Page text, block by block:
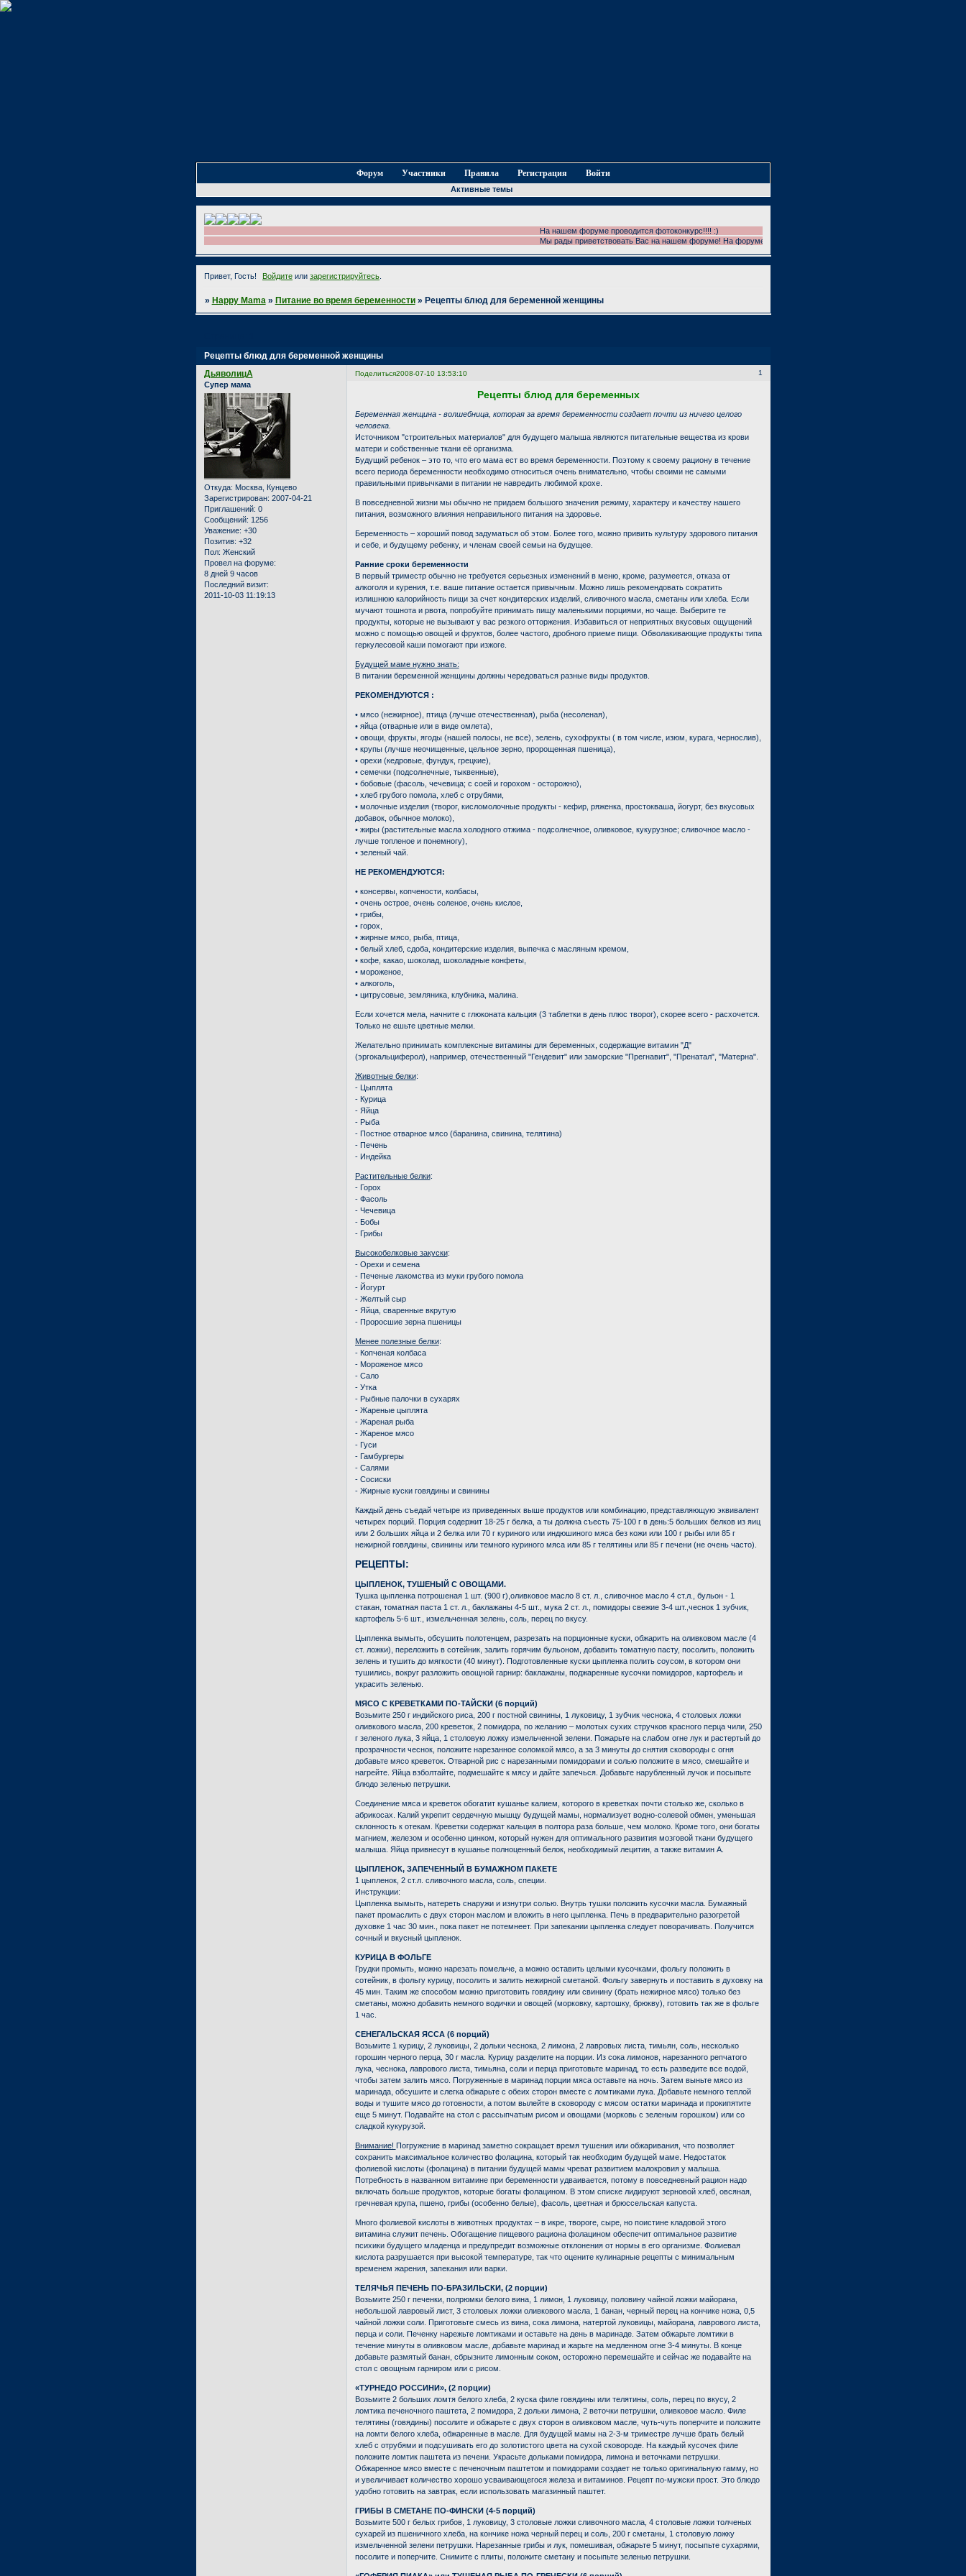
Форум Участники Правила Регистрация Войти
Активные темы
На нашем форуме проводится фотоконкурс!!!! :)
Мы рады приветствовать Вас на нашем форуме! На форуме проводятся фотоконкурсы!!! УЧАСТВУЕМ!!! И
Привет, Гость! Войдите или зарегистрируйтесь
» Happy Mama » Питание во время беременности » Рецепты блюд для беременной женщины
Рецепты блюд для беременной женщины
Поделиться 1
2008-07-10 13:53:10
ДьяволицА
Супер мама
Откуда: Москва, Кунцево
Зарегистрирован: 2007-04-21
Приглашений: 0
Сообщений: 1256
Уважение: +30
Позитив: +32
Пол: Женский
Провел на форуме:
8 дней 9 часов
Последний визит:
2011-10-03 11:19:13
Рецепты блюд для беременных
Беременная женщина - волшебница, которая за время беременности создает почти из ничего целого
человека.
Источником "строительных материалов" для будущего малыша являются питательные вещества из крови
матери и собственные ткани её организма.
Будущий ребенок – это то, что его мама ест во время беременности. Поэтому к своему рациону в течение
всего периода беременности необходимо относиться очень внимательно, чтобы своими не самыми
правильными привычками в питании не навредить любимой крохе.
В повседневной жизни мы обычно не придаем большого значения режиму, характеру и качеству нашего
питания, возможного влияния неправильного питания на здоровье.
Беременность – хороший повод задуматься об этом. Более того, можно привить культуру здорового питания
и себе, и будущему ребенку, и членам своей семьи на будущее.
Ранние сроки беременности
В первый триместр обычно не требуется серьезных изменений в меню, кроме, разумеется, отказа от
алкоголя и курения, т.е. ваше питание остается привычным. Можно лишь рекомендовать сократить
излишнюю калорийность пищи за счет кондитерских изделий, сливочного масла, сметаны или хлеба. Если
мучают тошнота и рвота, попробуйте принимать пищу маленькими порциями, но чаще. Выберите те
продукты, которые не вызывают у вас резкого отторжения. Избавиться от неприятных вкусовых ощущений
можно с помощью овощей и фруктов, более частого, дробного приеме пищи. Обволакивающие продукты типа
геркулесовой каши помогают при изжоге.
Будущей маме нужно знать:
В питании беременной женщины должны чередоваться разные виды продуктов.
РЕКОМЕНДУЮТСЯ :
• мясо (нежирное), птица (лучше отечественная), рыба (несоленая),
• яйца (отварные или в виде омлета),
• овощи, фрукты, ягоды (нашей полосы, не все), зелень, сухофрукты ( в том числе, изюм, курага, чернослив),
• крупы (лучше неочищенные, цельное зерно, пророщенная пшеница),
• орехи (кедровые, фундук, грецкие),
• семечки (подсолнечные, тыквенные),
• бобовые (фасоль, чечевица; с соей и горохом - осторожно),
• хлеб грубого помола, хлеб с отрубями,
• молочные изделия (творог, кисломолочные продукты - кефир, ряженка, простокваша, йогурт, без вкусовых
добавок, обычное молоко),
• жиры (растительные масла холодного отжима - подсолнечное, оливковое, кукурузное; сливочное масло -
лучше топленое и понемногу),
• зеленый чай.
НЕ РЕКОМЕНДУЮТСЯ:
• консервы, копчености, колбасы,
• очень острое, очень соленое, очень кислое,
• грибы,
• горох,
• жирные мясо, рыба, птица,
• белый хлеб, сдоба, кондитерские изделия, выпечка с масляным кремом,
• кофе, какао, шоколад, шоколадные конфеты,
• мороженое,
• алкоголь,
• цитрусовые, земляника, клубника, малина.
Если хочется мела, начните с глюконата кальция (3 таблетки в день плюс творог), скорее всего - расхочется.
Только не ешьте цветные мелки.
Желательно принимать комплексные витамины для беременных, содержащие витамин "Д"
(эргокальциферол), например, отечественный "Гендевит" или заморские "Прегнавит", "Пренатал", "Матерна".
Животные белки:
- Цыплята
- Курица
- Яйца
- Рыба
- Постное отварное мясо (баранина, свинина, телятина)
- Печень
- Индейка
Растительные белки:
- Горох
- Фасоль
- Чечевица
- Бобы
- Грибы
Высокобелковые закуски:
- Орехи и семена
- Печеные лакомства из муки грубого помола
- Йогурт
- Желтый сыр
- Яйца, сваренные вкрутую
- Проросшие зерна пшеницы
Менее полезные белки:
- Копченая колбаса
- Мороженое мясо
- Сало
- Утка
- Рыбные палочки в сухарях
- Жареные цыплята
- Жареная рыба
- Жареное мясо
- Гуси
- Гамбургеры
- Салями
- Сосиски
- Жирные куски говядины и свинины
Каждый день съедай четыре из приведенных выше продуктов или комбинацию, представляющую эквивалент
четырех порций. Порция содержит 18-25 г белка, а ты должна съесть 75-100 г в день:5 больших белков из яиц
или 2 больших яйца и 2 белка или 70 г куриного или индюшиного мяса без кожи или 100 г рыбы или 85 г
нежирной говядины, свинины или темного куриного мяса или 85 г телятины или 85 г печени (не очень часто).
РЕЦЕПТЫ:
ЦЫПЛЕНОК, ТУШЕНЫЙ С ОВОЩАМИ.
Тушка цыпленка потрошеная 1 шт. (900 г),оливковое масло 8 ст. л., сливочное масло 4 ст.л., бульон - 1
стакан, томатная паста 1 ст. л., баклажаны 4-5 шт., мука 2 ст. л., помидоры свежие 3-4 шт.,чеснок 1 зубчик,
картофель 5-6 шт., измельченная зелень, соль, перец по вкусу.
Цыпленка вымыть, обсушить полотенцем, разрезать на порционные куски, обжарить на оливковом масле (4
ст. ложки), переложить в сотейник, залить горячим бульоном, добавить томатную пасту, посолить, положить
зелень и тушить до мягкости (40 минут). Подготовленные куски цыпленка полить соусом, в котором они
тушились, вокруг разложить овощной гарнир: баклажаны, поджаренные кусочки помидоров, картофель и
украсить зеленью.
МЯСО С КРЕВЕТКАМИ ПО-ТАЙСКИ (6 порций)
Возьмите 250 г индийского риса, 200 г постной свинины, 1 луковицу, 1 зубчик чеснока, 4 столовых ложки
оливкового масла, 200 креветок, 2 помидора, по желанию – молотых сухих стручков красного перца чили, 250
г зеленого лука, 3 яйца, 1 столовую ложку измельченной зелени. Пожарьте на слабом огне лук и растертый до
прозрачности чеснок, положите нарезанное соломкой мясо, а за 3 минуты до снятия сковороды с огня
добавьте мясо креветок. Отварной рис с нарезанными помидорами и солью положите в мясо, смешайте и
нагрейте. Яйца взболтайте, подмешайте к мясу и дайте запечься. Добавьте нарубленный лучок и посыпьте
блюдо зеленью петрушки.
Соединение мяса и креветок обогатит кушанье калием, которого в креветках почти столько же, сколько в
абрикосах. Калий укрепит сердечную мышцу будущей мамы, нормализует водно-солевой обмен, уменьшая
склонность к отекам. Креветки содержат кальция в полтора раза больше, чем молоко. Кроме того, они богаты
магнием, железом и особенно цинком, который нужен для оптимального развития мозговой ткани будущего
малыша. Яйца привнесут в кушанье полноценный белок, необходимый лецитин, а также витамин А.
ЦЫПЛЕНОК, ЗАПЕЧЕННЫЙ В БУМАЖНОМ ПАКЕТЕ
1 цыпленок, 2 ст.л. сливочного масла, соль, специи.
Инструкции:
Цыпленка вымыть, натереть снаружи и изнутри солью. Внутрь тушки положить кусочки масла. Бумажный
пакет промаслить с двух сторон маслом и вложить в него цыпленка. Печь в предварительно разогретой
духовке 1 час 30 мин., пока пакет не потемнеет. При запекании цыпленка следует поворачивать. Получится
сочный и вкусный цыпленок.
КУРИЦА В ФОЛЬГЕ
Грудки промыть, можно нарезать помельче, а можно оставить целыми кусочками, фольгу положить в
сотейник, в фольгу курицу, посолить и залить нежирной сметаной. Фольгу завернуть и поставить в духовку на
45 мин. Таким же способом можно приготовить говядину или свинину (брать нежирное мясо) только без
сметаны, можно добавить немного водички и овощей (морковку, картошку, брюкву), готовить так же в фольге
1 час.
СЕНЕГАЛЬСКАЯ ЯССА (6 порций)
Возьмите 1 курицу, 2 луковицы, 2 дольки чеснока, 2 лимона, 2 лавровых листа, тимьян, соль, несколько
горошин черного перца, 30 г масла. Курицу разделите на порции. Из сока лимонов, нарезанного репчатого
лука, чеснока, лаврового листа, тимьяна, соли и перца приготовьте маринад, то есть разведите все водой,
чтобы затем залить мясо. Погруженные в маринад порции мяса оставьте на ночь. Затем выньте мясо из
маринада, обсушите и слегка обжарьте с обеих сторон вместе с ломтиками лука. Добавьте немного теплой
воды и тушите мясо до готовности, а потом вылейте в сковороду с мясом остатки маринада и прокипятите
еще 5 минут. Подавайте на стол с рассыпчатым рисом и овощами (морковь с зеленым горошком) или со
сладкой кукурузой.
Внимание! Погружение в маринад заметно сокращает время тушения или обжаривания, что позволяет
сохранить максимальное количество фолацина, который так необходим будущей маме. Недостаток
фолиевой кислоты (фолацина) в питании будущей мамы чреват развитием малокровия у малыша.
Потребность в названном витамине при беременности удваивается, потому в повседневный рацион надо
включать больше продуктов, которые богаты фолацином. В этом списке лидируют зерновой хлеб, овсяная,
гречневая крупа, пшено, грибы (особенно белые), фасоль, цветная и брюссельская капуста.
Много фолиевой кислоты в животных продуктах – в икре, твороге, сыре, но поистине кладовой этого
витамина служит печень. Обогащение пищевого рациона фолацином обеспечит оптимальное развитие
психики будущего младенца и предупредит возможные отклонения от нормы в его организме. Фолиевая
кислота разрушается при высокой температуре, так что оцените кулинарные рецепты с минимальным
временем жарения, запекания или варки.
ТЕЛЯЧЬЯ ПЕЧЕНЬ ПО-БРАЗИЛЬСКИ, (2 порции)
Возьмите 250 г печенки, полрюмки белого вина, 1 лимон, 1 луковицу, половину чайной ложки майорана,
небольшой лавровый лист, 3 столовых ложки оливкового масла, 1 банан, черный перец на кончике ножа, 0,5
чайной ложки соли. Приготовьте смесь из вина, сока лимона, натертой луковицы, майорана, лаврового листа,
перца и соли. Печенку нарежьте ломтиками и оставьте на день в маринаде. Затем обжарьте ломтики в
течение минуты в оливковом масле, добавьте маринад и жарьте на медленном огне 3-4 минуты. В конце
добавьте размятый банан, сбрызните лимонным соком, осторожно перемешайте и сейчас же подавайте на
стол с овощным гарниром или с рисом.
«ТУРНЕДО РОССИНИ», (2 порции)
Возьмите 2 больших ломтя белого хлеба, 2 куска филе говядины или телятины, соль, перец по вкусу, 2
ломтика печеночного паштета, 2 помидора, 2 дольки лимона, 2 веточки петрушки, оливковое масло. Филе
телятины (говядины) посолите и обжарьте с двух сторон в оливковом масле, чуть-чуть поперчите и положите
на ломти белого хлеба, обжаренные в масле. Для будущей мамы на 2-3-м триместре лучше брать белый
хлеб с отрубями и подсушивать его до золотистого цвета на сухой сковороде. На каждый кусочек филе
положите ломтик паштета из печени. Украсьте дольками помидора, лимона и веточками петрушки.
Обжаренное мясо вместе с печеночным паштетом и помидорами создает не только оригинальную гамму, но
и увеличивает количество хорошо усваивающегося железа и витаминов. Рецепт по-мужски прост. Это блюдо
удобно готовить на завтрак, если использовать магазинный паштет.
ГРИБЫ В СМЕТАНЕ ПО-ФИНСКИ (4-5 порций)
Возьмите 500 г белых грибов, 1 луковицу, 3 столовые ложки сливочного масла, 4 столовые ложки толченых
сухарей из пшеничного хлеба, на кончике ножа черный перец и соль, 200 г сметаны, 1 столовую ложку
измельченной зелени петрушки. Нарезанные грибы и лук, помешивая, обжарьте 5 минут, посыпьте сухарями,
посолите и поперчите. Снимите с плиты, положите сметану и посыпьте зеленью петрушки.